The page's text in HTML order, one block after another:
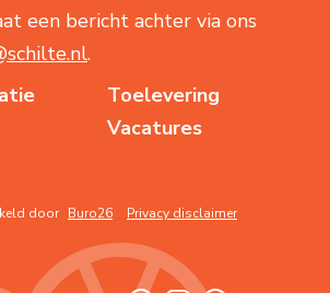
een bericht achter via ons
.
Toelevering
Vacatures
door Buro26 Privacy disclaimer